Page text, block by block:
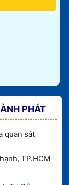
PHÁT
quan sát
TP.HCM